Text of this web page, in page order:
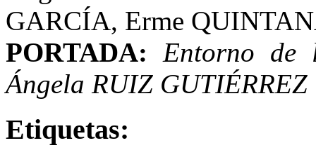
GARCÍA, Erme
PORTADA: Entorno de
Ángela RUIZ GUTIÉRREZ
Etiquetas: